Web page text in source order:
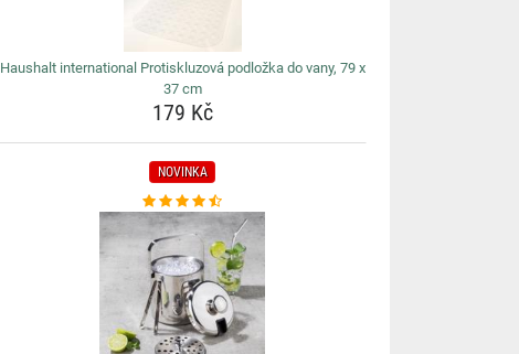
Haushalt international Protiskluzová podložka do vany, 79 x
37 cm
179 Kč
NOVINKA